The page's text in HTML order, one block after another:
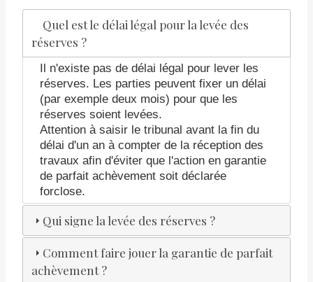
Quel est le délai légal pour la levée des
réserves ?
Il n'existe pas de délai légal pour lever les
réserves. Les parties peuvent fixer un délai
(par exemple deux mois) pour que les
réserves soient levées.
Attention à saisir le tribunal avant la fin du
délai d'un an à compter de la réception des
travaux afin d'éviter que l'action en garantie
de parfait achèvement soit déclarée
forclose.
Qui signe la levée des réserves ?
Comment faire jouer la garantie de parfait
achèvement ?